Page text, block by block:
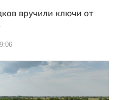
вручили ключи от